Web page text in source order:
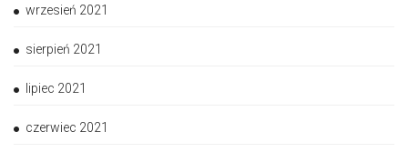
wrzesień 2021
sierpień 2021
lipiec 2021
czerwiec 2021